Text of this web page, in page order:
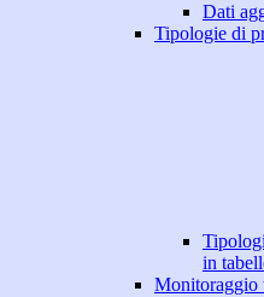
Dati
Tipologie di
in
Monitoraggio